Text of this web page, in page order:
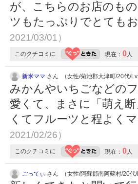
が、こちらのお店のも
ツもたっぷりでとても
2021/03/01）
このクチコミに 現在： 0人
新米ママ さん （女性/菊池郡大津町/20代/
みかんやいちごなどの
愛くて、まさに「萌え
くてフルーツと程よく
2021/02/26）
このクチコミに 現在： 0人
ごってぃ さん （女性/阿蘇郡南阿蘇村/20代/